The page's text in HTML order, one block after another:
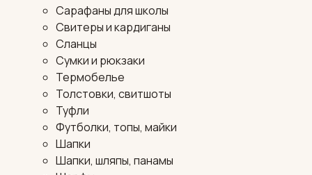
Сарафаны для школы
Свитеры и кардиганы
Сланцы
Сумки и рюкзаки
Термобелье
Толстовки, свитшоты
Туфли
Футболки, топы, майки
Шапки
Шапки, шляпы, панамы